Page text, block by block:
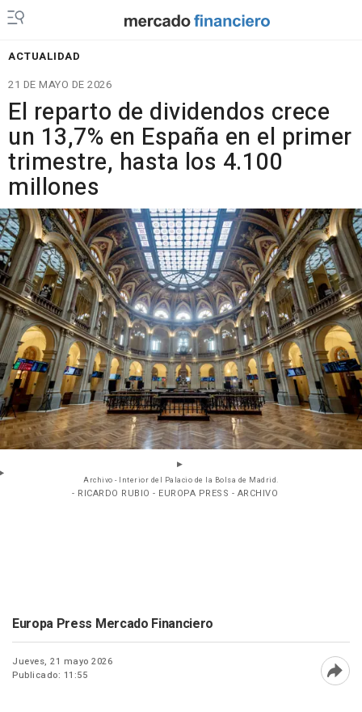
ACTUALIDAD
21 DE MAYO DE 2026
El reparto de dividendos crece
un 13,7% en España en el primer
trimestre, hasta los 4.100
millones
Archivo - Interior del Palacio de la Bolsa de Madrid.
- RICARDO RUBIO - EUROPA PRESS - ARCHIVO
Europa Press Mercado Financiero
Jueves, 21 mayo 2026
Publicado: 11:55